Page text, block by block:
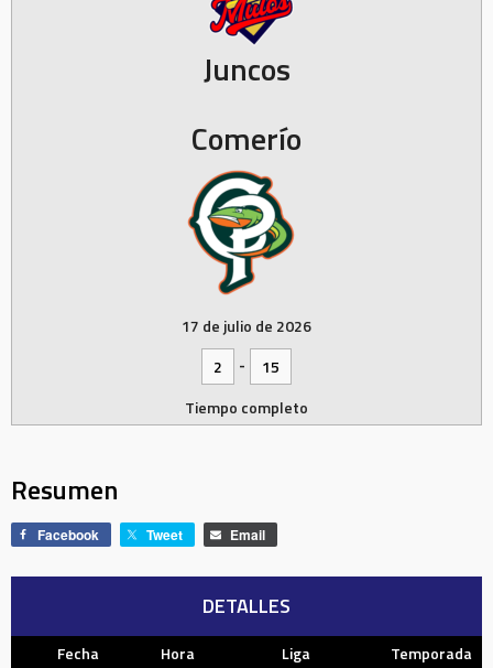
Juncos
Comerío
17 de julio de 2026
2
-
15
Tiempo completo
Resumen
Facebook Tweet Email
DETALLES
Fecha Hora Liga
Temporada